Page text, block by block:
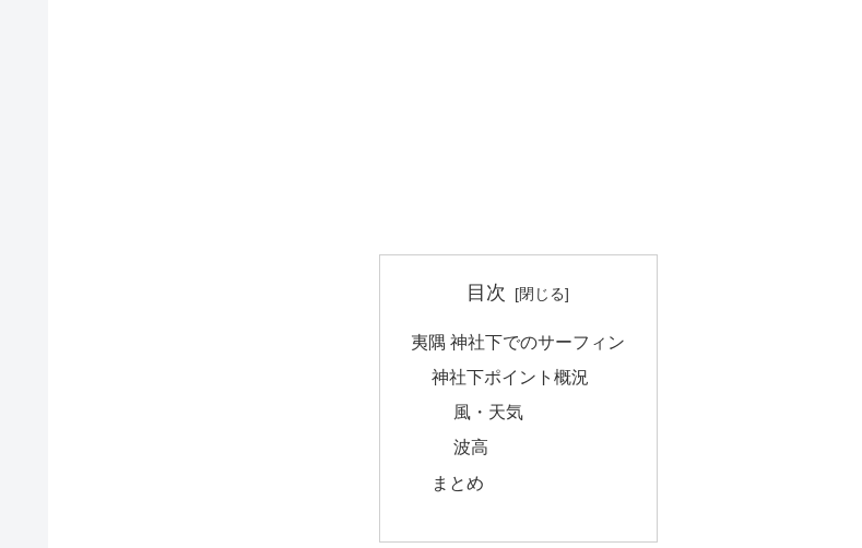
目次
夷隅 神社下でのサーフィン
神社下ポイント概況
風・天気
波高
まとめ